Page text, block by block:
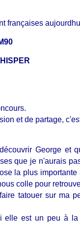
françaises
et de partage,
George et
que je n'aurais
la plus
colle pour
tatouer sur ma
elle est un peu à la